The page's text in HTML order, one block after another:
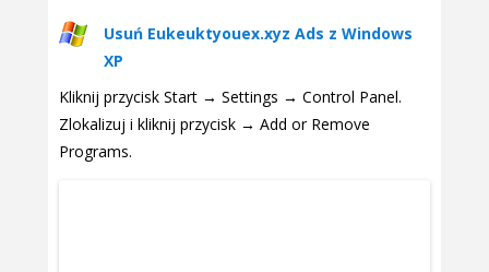
Usuń Eukeuktyouex.xyz Ads z Windows
XP
Kliknij przycisk Start → Settings → Control Panel.
Zlokalizuj i kliknij przycisk → Add or Remove
Programs.